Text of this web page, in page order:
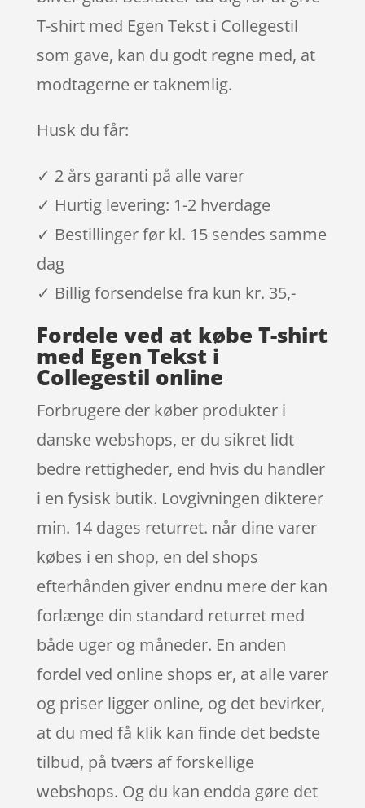
T-shirt med Egen Tekst i Collegestil
som gave, kan du godt regne med, at
modtagerne er taknemlig.
Husk du får:
✓ 2 års garanti på alle varer
✓ Hurtig levering: 1-2 hverdage
✓ Bestillinger før kl. 15 sendes samme
dag
✓ Billig forsendelse fra kun kr. 35,-
Fordele ved at købe T-shirt
med Egen Tekst i
Collegestil online
Forbrugere der køber produkter i
danske webshops, er du sikret lidt
bedre rettigheder, end hvis du handler
i en fysisk butik. Lovgivningen dikterer
min. 14 dages returret. når dine varer
købes i en shop, en del shops
efterhånden giver endnu mere der kan
forlænge din standard returret med
både uger og måneder. En anden
fordel ved online shops er, at alle varer
og priser ligger online, og det bevirker,
at du med få klik kan finde det bedste
tilbud, på tværs af forskellige
webshops. Og du kan endda gøre det